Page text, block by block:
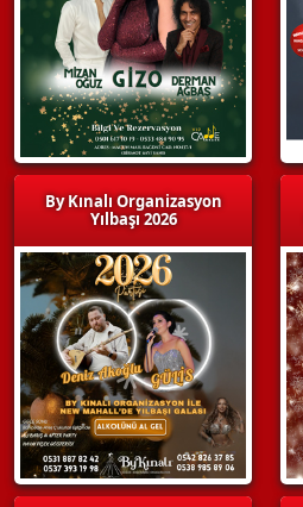
By Kınalı Organizasyon
Yılbaşı 2026